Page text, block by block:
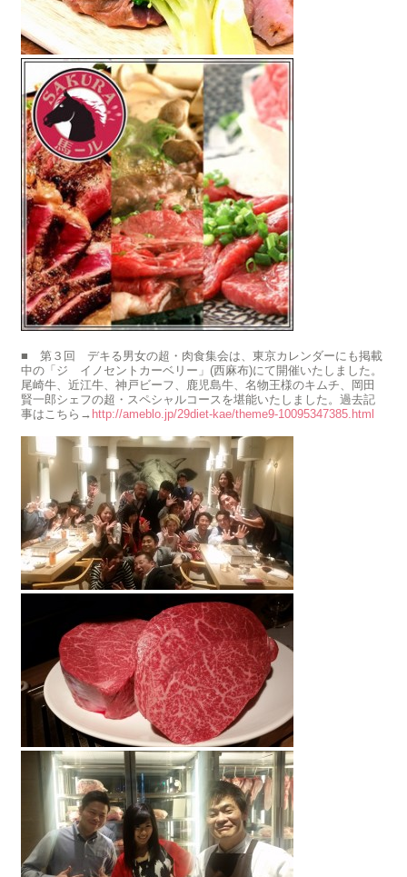
■ 第３回 デキる男女の超・肉食集会は、東京カレンダーにも掲載
中の「ジ イノセントカーベリー」(西麻布)にて開催いたしました。
尾崎牛、近江牛、神戸ビーフ、鹿児島牛、名物王様のキムチ、岡田
賢一郎シェフの超・スペシャルコースを堪能いたしました。過去記
事はこちら→ http://ameblo.jp/29diet-kae/theme9-10095347385.html